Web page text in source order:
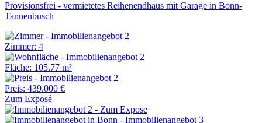
Provisionsfrei - vermietetes Reihenendhaus mit Garage in Bonn-
Tannenbusch
Zimmer: 4
Fläche: 105.77 m²
Preis: 439.000 €
Zum Exposé